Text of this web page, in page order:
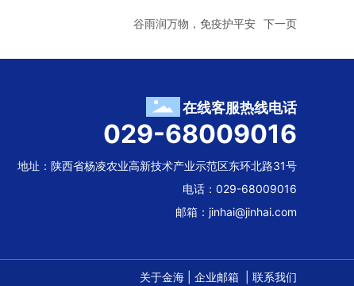
谷雨润万物，免疫护平安 下一页
在线客服热线电话
029-68009016
地址：陕西省杨凌农业高新技术产业示范区东环北路31号
电话： 029-68009016
邮箱： jinhai@jinhai.com
关于金海 企业邮箱 联系我们